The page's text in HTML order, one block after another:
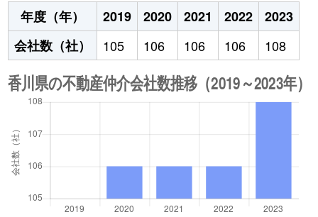
年度（年）
2019 2020 2021 2022
2023
会社数（社）
105 106 106 106 108